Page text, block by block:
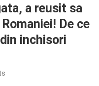
a reusit sa
De ce
inchisori